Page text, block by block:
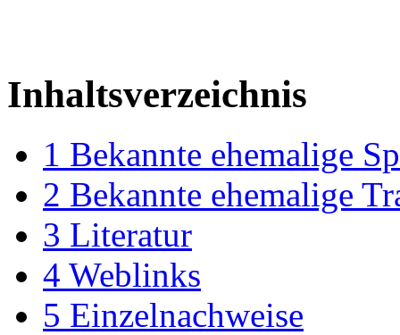
Inhaltsverzeichnis
1 Bekannte ehemalige
2 Bekannte ehemalige
3 Literatur
4 Weblinks
5 Einzelnachweise